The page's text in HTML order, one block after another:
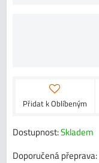
Přidat k Oblíbeným
Dostupnost:Skladem